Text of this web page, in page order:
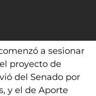
a sesionar
proyecto de
del Senado por
y el de Aporte